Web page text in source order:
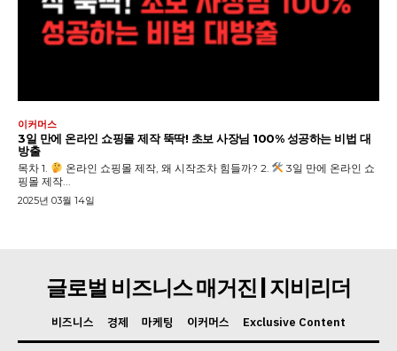
이커머스
3일 만에 온라인 쇼핑몰 제작 뚝딱! 초보 사장님 100% 성공하는 비법 대
방출
목차 1. 온라인 쇼핑몰 제작, 왜 시작조차 힘들까? 2.
3일 만에 온라인 쇼
핑몰 제작...
2025년 03월 14일
글로벌 비즈니스 매거진 | 지비리더
비즈니스 경제 마케팅 이커머스 Exclusive Content